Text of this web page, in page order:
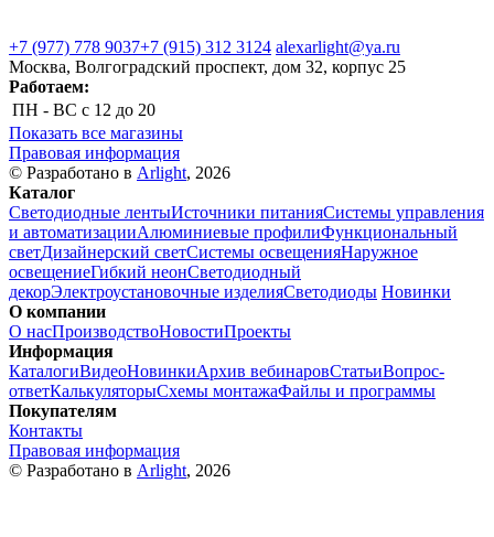
+7 (977) 778 9037+7 (915) 312 3124 alexarlight@ya.ru
Москва, Волгоградский проспект, дом 32, корпус 25
Работаем:
ПН - ВС с 12 до 20
Показать все магазины
Правовая информация
© Разработано в Arlight, 2026
Каталог
Светодиодные лентыИсточники питанияСистемы управления
и автоматизацииАлюминиевые профилиФункциональный
светДизайнерский светСистемы освещенияНаружное
освещениеГибкий неонСветодиодный
декорЭлектроустановочные изделияСветодиоды Новинки
О компании
О насПроизводствоНовостиПроекты
Информация
КаталогиВидеоНовинкиАрхив вебинаровСтатьиВопрос-
ответКалькуляторыСхемы монтажаФайлы и программы
Покупателям
Контакты
Правовая информация
© Разработано в Arlight, 2026